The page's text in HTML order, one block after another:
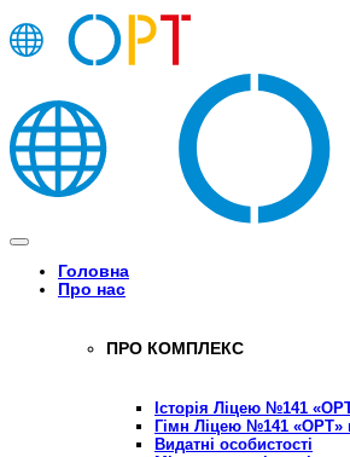
Головна
Про нас
ПРО КОМПЛЕКС
Історія Ліцею №141
Гімн Ліцею №141 «ОРТ»
Видатні особистості